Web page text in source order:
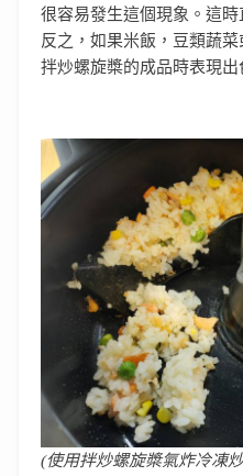
很容易發生這個現象。這
反之，如果米飯，豆類蔬
拌炒螺旋槳的成品時表現出
(使用拌炒螺旋槳氣炸冷凍